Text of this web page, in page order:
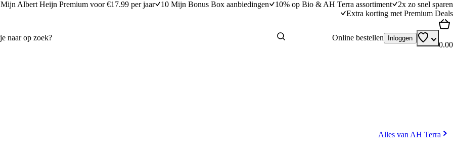
Mijn Albert Heijn Premium voor €17.99 per jaar 10 Mijn Bonus Box aanbiedingen 10% op Bio & AH Terra assortiment
2x zo snel sparen
Extra korting met Premium Deals
Online bestellen Inloggen
0.00
Alles van AH Terra